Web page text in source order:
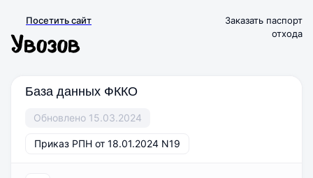
Посетить сайт
Заказать паспорт
отхода
База данных ФККО
Обновлено 15.03.2024
Приказ РПН от 18.01.2024 N19